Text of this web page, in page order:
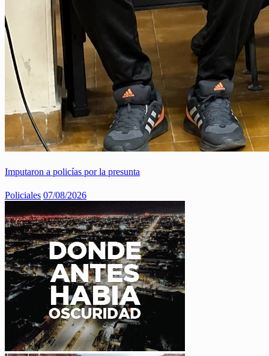
Imputaron a policías por la presunta
Policiales 07/08/2026